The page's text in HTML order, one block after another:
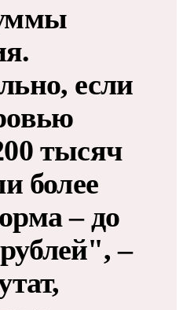
если
тысяч
более
– до
–